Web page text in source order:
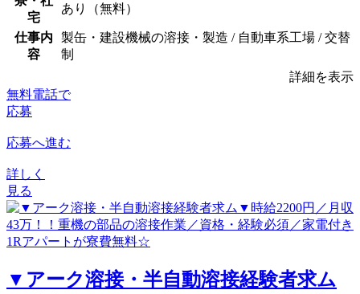
宅
あり（無料）
仕事内
容
製缶・建設機械の溶接・製造 / 自動車系工場 / 交替
制
詳細を表示
無料電話で
応募
応募へ進む
詳しく
見る
▼アーク溶接・半自動溶接経験者求ム